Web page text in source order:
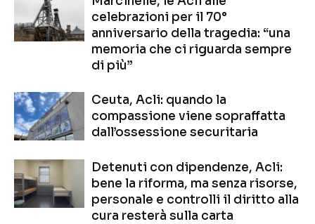
celebrazioni per il 70°
anniversario della tragedia: “una
memoria che ci riguarda sempre
di più”
Ceuta, Acli: quando la
compassione viene sopraffatta
dall’ossessione securitaria
Detenuti con dipendenze, Acli:
bene la riforma, ma senza risorse,
personale e controlli il diritto alla
cura resterà sulla carta